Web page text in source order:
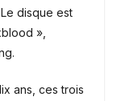
disque est
»,
ans, ces trois